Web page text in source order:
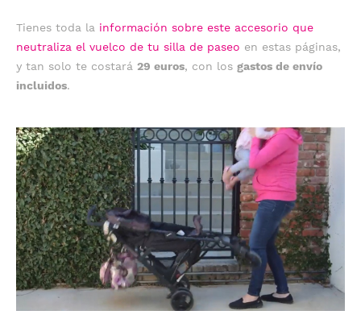
Tienes toda la información sobre este accesorio que
neutraliza el vuelco de tu silla de paseo en estas páginas,
y tan solo te costará 29 euros, con los gastos de envío
incluidos.